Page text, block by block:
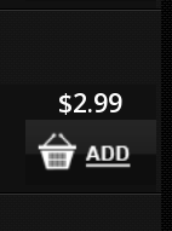
$2.99